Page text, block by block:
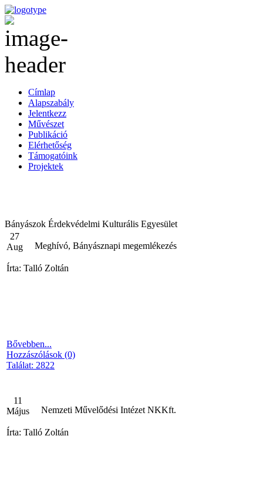
Címlap
Alapszabály
Jelentkezz
Művészet
Publikáció
Elérhetőség
Támogatóink
Projektek
Bányászok Érdekvédelmi Kulturális Egyesület
27
Aug
Meghívó, Bányásznapi megemlékezés
Írta: Talló Zoltán
Bővebben...
Hozzászólások (0)
Találat: 2822
11
Május
Nemzeti Művelődési Intézet NKKft.
Írta: Talló Zoltán